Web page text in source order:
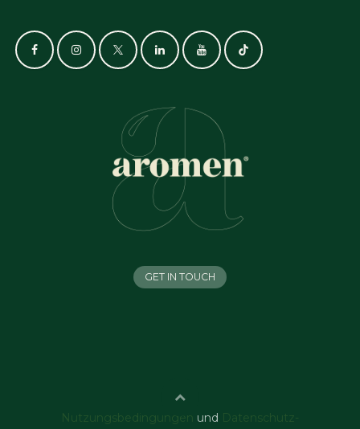
GET IN TOUCH
Nutzungsbedingungen und
Datenschutz-